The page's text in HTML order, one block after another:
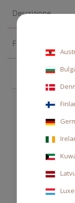
Descrizione
Fragranza
SCEGLI ANCHE